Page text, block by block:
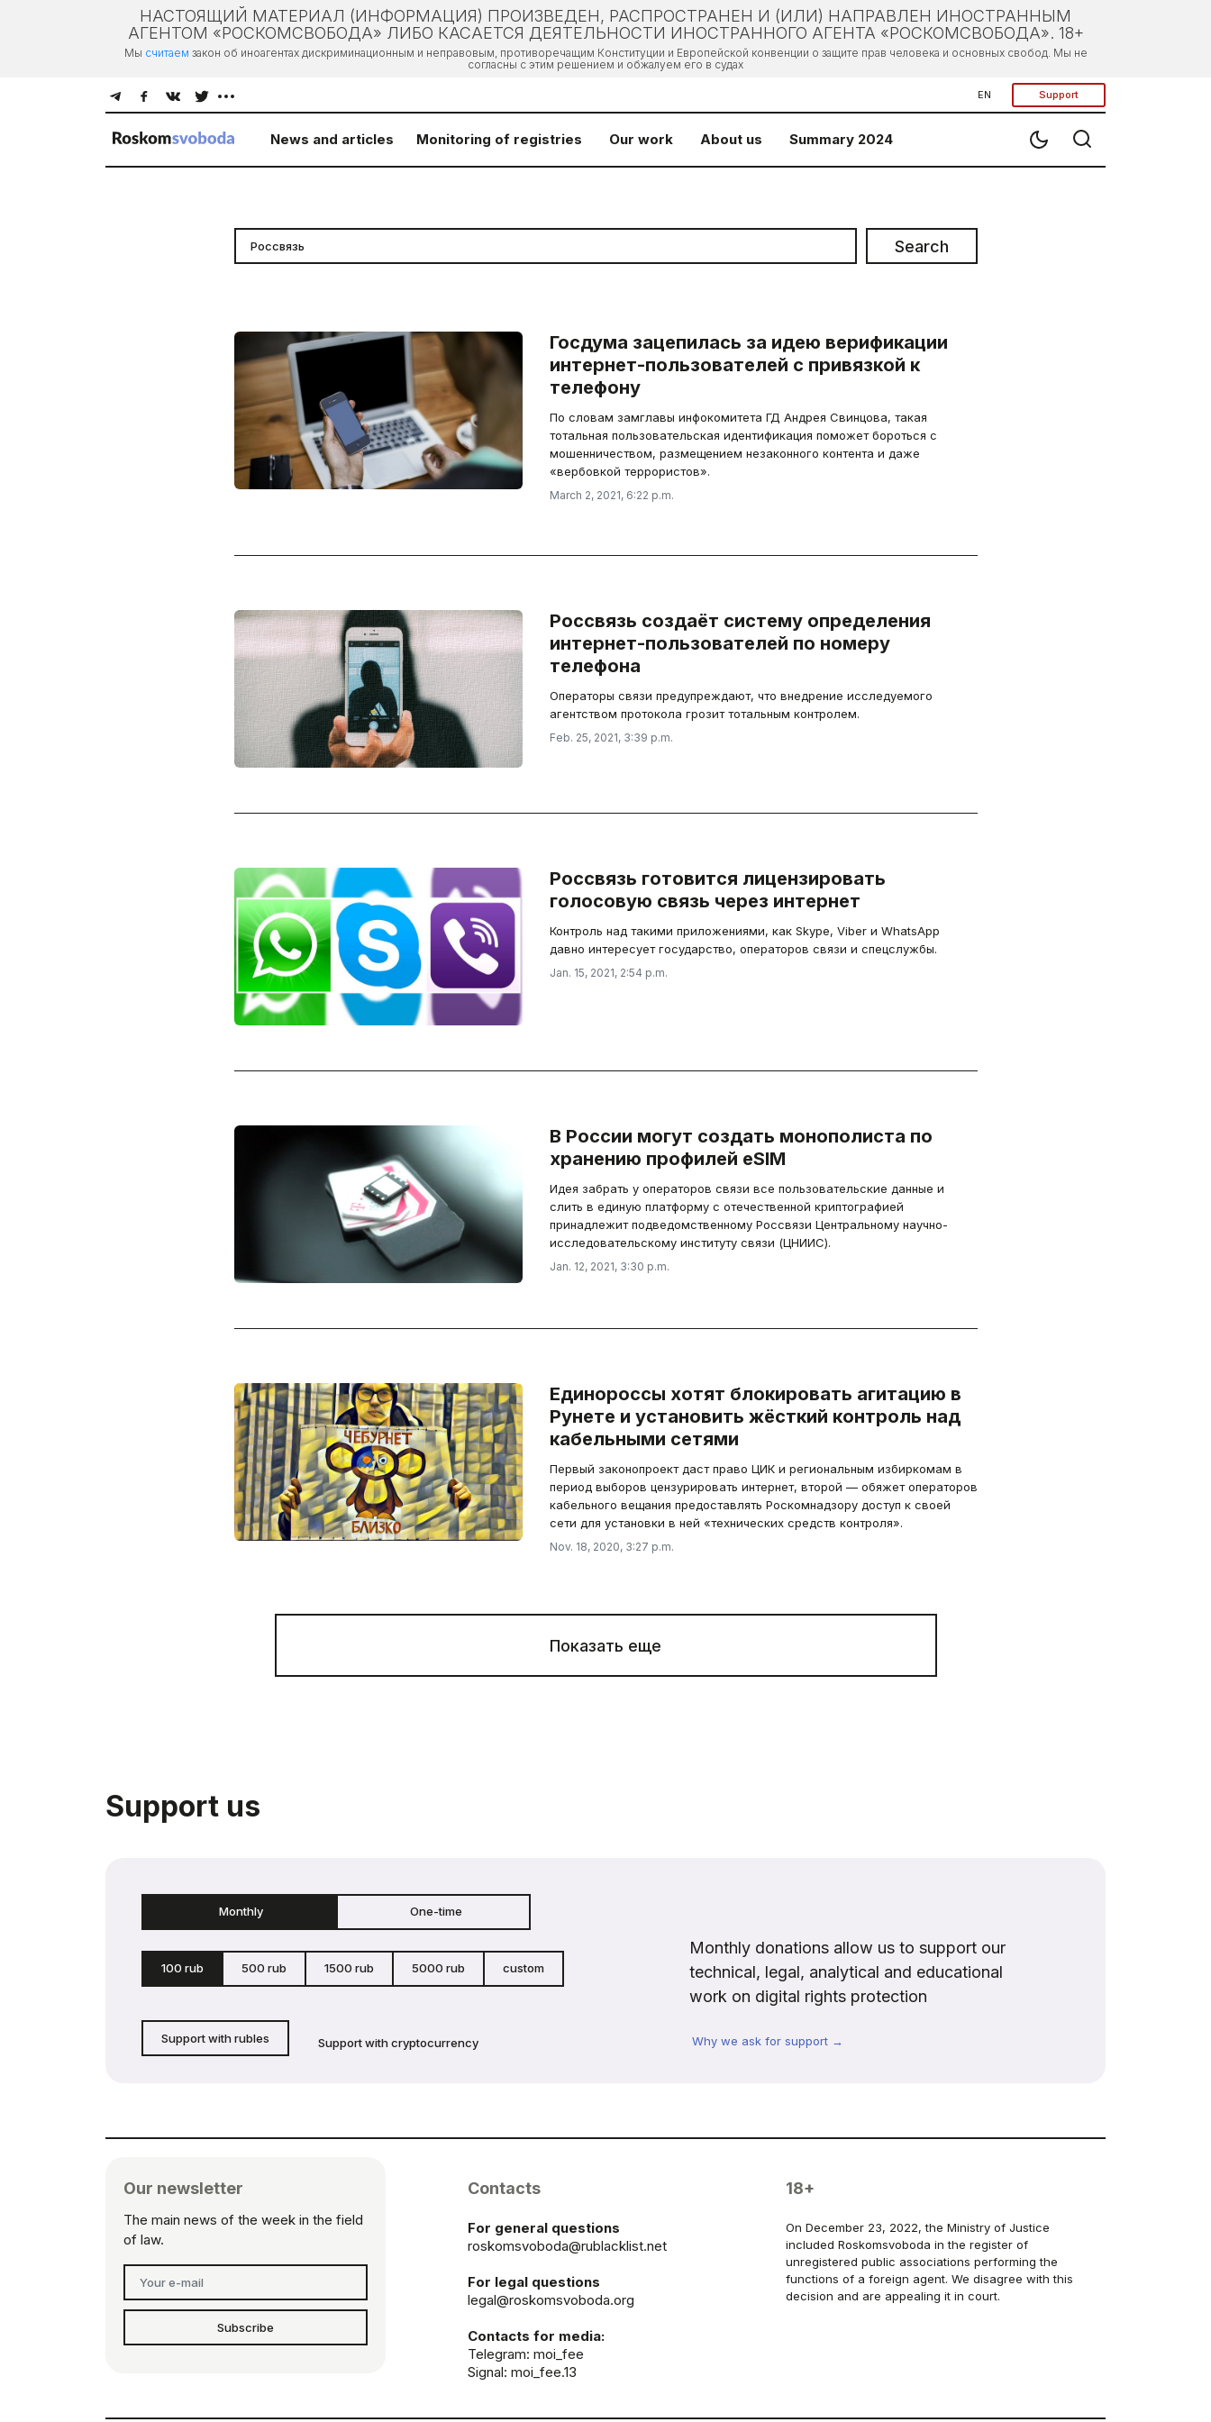
НАСТОЯЩИЙ МАТЕРИАЛ (ИНФОРМАЦИЯ) ПРОИЗВЕДЕН, РАСПРОСТРАНЕН И (ИЛИ) НАПРАВЛЕН ИНОСТРАННЫМ
АГЕНТОМ «РОСКОМСВОБОДА» ЛИБО КАСАЕТСЯ ДЕЯТЕЛЬНОСТИ ИНОСТРАННОГО АГЕНТА «РОСКОМСВОБОДА». 18+
Мы считаем закон об иноагентах дискриминационным и неправовым, противоречащим Конституции и Европейской конвенции о защите прав человека и основных свобод. Мы не
согласны с этим решением и обжалуем его в судах
EN Support
News and articles Monitoring of registries Our work About us Summary 2024
Search
Госдума зацепилась за идею верификации
интернет-пользователей с привязкой к
телефону
По словам замглавы инфокомитета ГД Андрея Свинцова, такая
тотальная пользовательская идентификация поможет бороться с
мошенничеством, размещением незаконного контента и даже
«вербовкой террористов».
March 2, 2021, 6:22 p.m.
Россвязь создаёт систему определения
интернет-пользователей по номеру
телефона
Операторы связи предупреждают, что внедрение исследуемого
агентством протокола грозит тотальным контролем.
Feb. 25, 2021, 3:39 p.m.
Россвязь готовится лицензировать
голосовую связь через интернет
Контроль над такими приложениями, как Skype, Viber и WhatsApp
давно интересует государство, операторов связи и спецслужбы.
Jan. 15, 2021, 2:54 p.m.
В России могут создать монополиста по
хранению профилей eSIM
Идея забрать у операторов связи все пользовательские данные и
слить в единую платформу с отечественной криптографией
принадлежит подведомственному Россвязи Центральному научно-
исследовательскому институту связи (ЦНИИС).
Jan. 12, 2021, 3:30 p.m.
Единороссы хотят блокировать агитацию в
Рунете и установить жёсткий контроль над
кабельными сетями
Первый законопроект даст право ЦИК и региональным избиркомам в
период выборов цензурировать интернет, второй — обяжет операторов
кабельного вещания предоставлять Роскомнадзору доступ к своей
сети для установки в ней «технических средств контроля».
Nov. 18, 2020, 3:27 p.m.
Показать еще
Support us
Monthly One-time
100 rub 500 rub 1500 rub 5000 rub custom
Support with rubles Support with cryptocurrency
Monthly donations allow us to support our
technical, legal, analytical and educational
work on digital rights protection
Why we ask for support →
Our newsletter
The main news of the week in the field
of law.
Subscribe
Contacts
For general questions
roskomsvoboda@rublacklist.net
For legal questions
legal@roskomsvoboda.org
Contacts for media:
Telegram: moi_fee
Signal: moi_fee.13
18+
On December 23, 2022, the Ministry of Justice
included Roskomsvoboda in the register of
unregistered public associations performing the
functions of a foreign agent. We disagree with this
decision and are appealing it in court.